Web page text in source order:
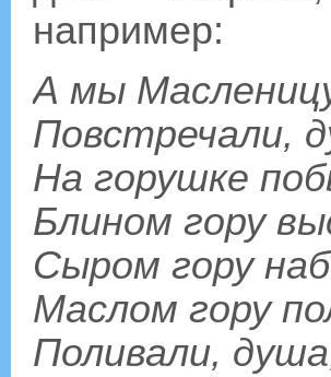
например:
А мы
Повстречали,
На горушке
Блином гору
Сыром гору
Маслом гору
Поливали,